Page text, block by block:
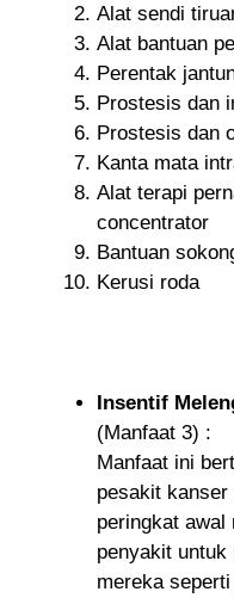
Alat sendi
Alat bantuan
Perentak
Prostesis dan
Prostesis dan
Kanta mata
Alat terapi
concentrator
Bantuan
Kerusi roda
Insentif
(Manfaat 3) :
Manfaat ini
pesakit kanser
peringkat awal
penyakit untuk
mereka